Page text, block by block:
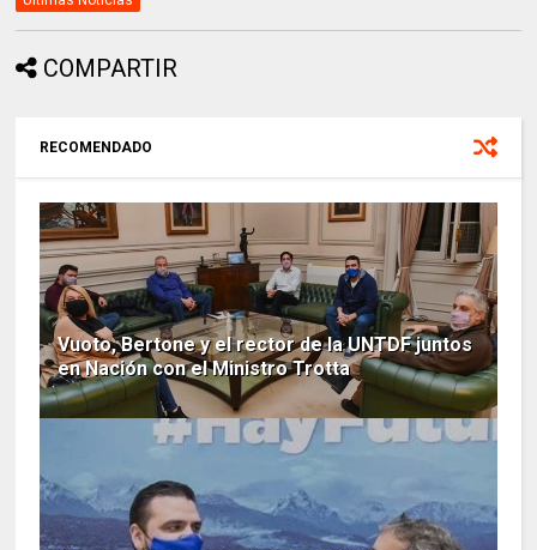
COMPARTIR
RECOMENDADO
Vuoto, Bertone y el rector de la UNTDF juntos
en Nación con el Ministro Trotta